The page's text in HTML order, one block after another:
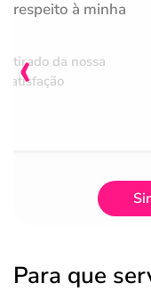
respeito à minha
da nossa
‹
Para que